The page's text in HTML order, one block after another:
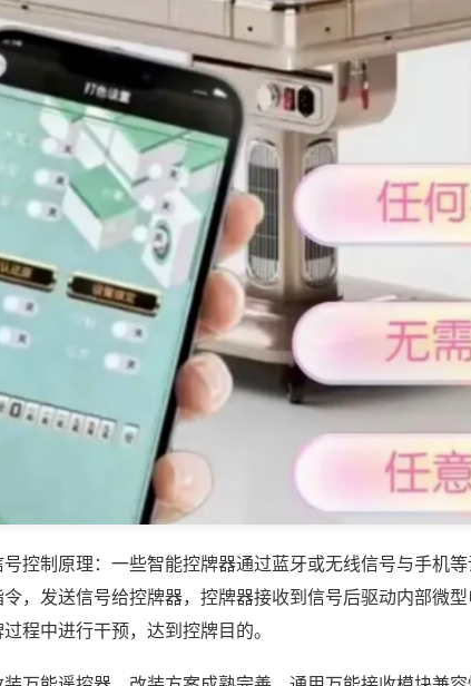
控制原理：一些智能控牌器通过蓝牙或无线信号与手机
，发送信号给控牌器，控牌器接收到信号后驱动内部微
程中进行干预，达到控牌目的。